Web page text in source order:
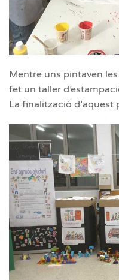
Mentre uns pintaven
fet un taller
La finalització d’aquest